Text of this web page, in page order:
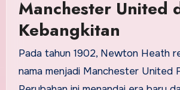
Manchester United
Kebangkitan
Pada tahun 1902, Newton Heath
nama menjadi Manchester United